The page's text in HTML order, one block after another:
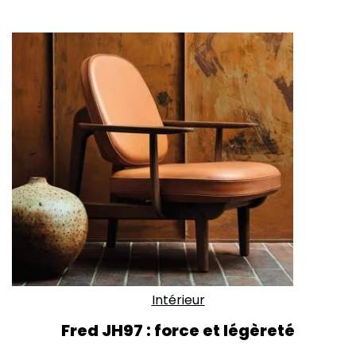
Intérieur
Fred JH97 : force et légèreté